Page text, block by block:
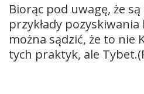
Biorąc pod uwagę, że
przykłady
można sądzić, że to nie
tych praktyk, ale